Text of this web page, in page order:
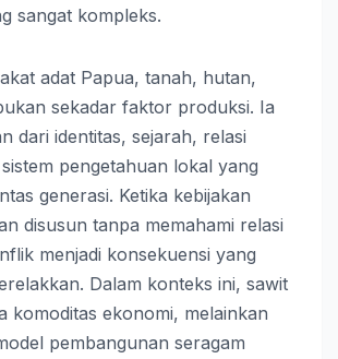
sangat kompleks.
adat Papua, tanah, hutan,
sekadar faktor produksi. Ia
dari identitas, sejarah, relasi
pengetahuan lokal yang
generasi. Ketika kebijakan
disusun tanpa memahami relasi
menjadi konsekuensi yang
Dalam konteks ini, sawit
komoditas ekonomi, melainkan
pembangunan seragam